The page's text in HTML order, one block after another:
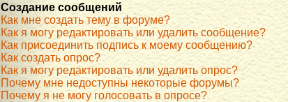
Создание сообщений
Как мне создать тему в форуме?
Как я могу редактировать или удалить сообщение?
Как присоединить подпись к моему сообщению?
Как создать опрос?
Как я могу редактировать или удалить опрос?
Почему мне недоступны некоторые форумы?
Почему я не могу голосовать в опросе?